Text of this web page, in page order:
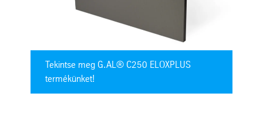
Tekintse meg G.AL® C250 ELOXPLUS
termékünket!